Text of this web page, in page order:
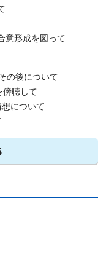
意形成を図って
の後について
傍聴して
について